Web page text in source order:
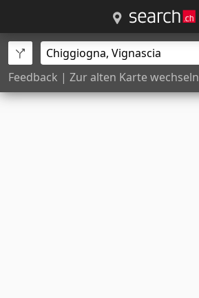
Feedback | Zur alten Karte wechseln